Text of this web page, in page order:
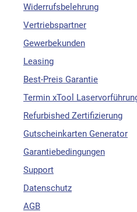
Widerrufsbelehrung
Vertriebspartner
Gewerbekunden
Leasing
Best-Preis Garantie
Termin xTool
Refurbished Zertifizierung
Gutscheinkarten Generator
Garantiebedingungen
Support
Datenschutz
AGB